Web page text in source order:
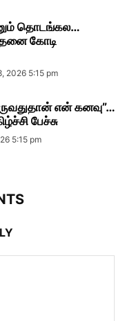
தொடங்கல…
கோடி
2026 5:15 pm
என் கனவு”…
பேச்சு
5:15 pm